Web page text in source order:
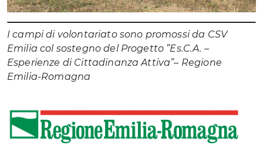
I campi di volontariato sono promossi da CSV
Emilia col sostegno del Progetto ”Es.C.A. –
Esperienze di Cittadinanza Attiva”– Regione
Emilia-Romagna